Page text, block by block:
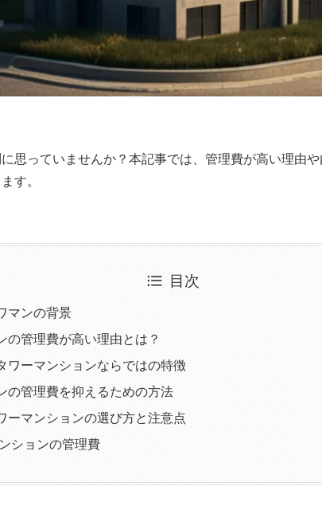
思っていませんか？本記事では、管理費が高い理由
す。
目次
マンの背景
の管理費が高い理由とは？
ワーマンションならではの特徴
の管理費を抑えるための方法
ーマンションの選び方と注意点
ションの管理費